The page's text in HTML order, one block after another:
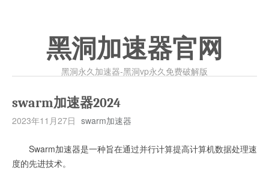
黑洞加速器官网
黑洞永久加速器-黑洞vp永久免费破解版
swarm加速器2024
2023年11月27日 swarm加速器
Swarm加速器是一种旨在通过并行计算提高计算机数据处理速
度的先进技术。